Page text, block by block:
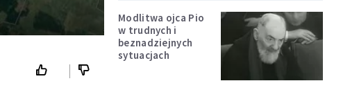
Modlitwa ojca Pio
w trudnych i
beznadziejnych
sytuacjach